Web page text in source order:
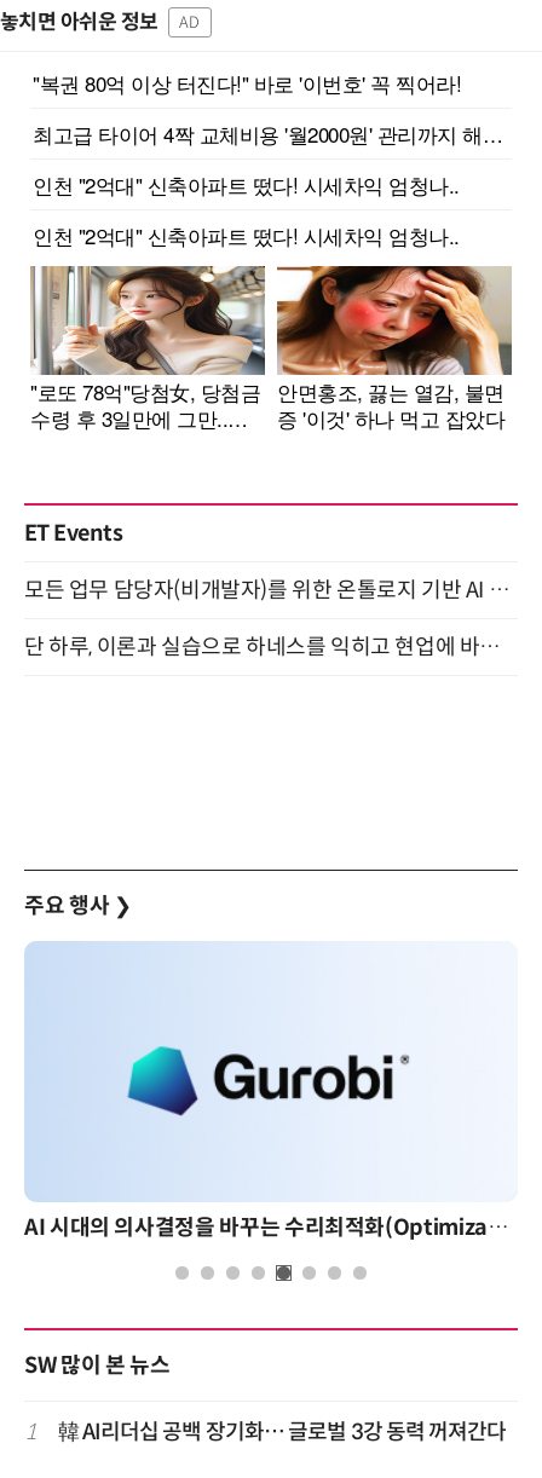
놓치면 아쉬운 정보 AD
ET Events
모든 업무 담당자(비개발자)를 위한 온톨로지 기반 AI 지식체계 설계 1-day 워크숍 8월 20일 개최
단 하루, 이론과 실습으로 하네스를 익히고 현업에 바로 쓰는 핸즈온 워크숍 (8/20)
주요 행사 ❯
AI 시대의 의사결정을 바꾸는 수리최적화(Optimization): 실제 산업 적용 사례와 활용 전략
SW 많이 본 뉴스
1 韓 AI리더십 공백 장기화… 글로벌 3강 동력 꺼져간다